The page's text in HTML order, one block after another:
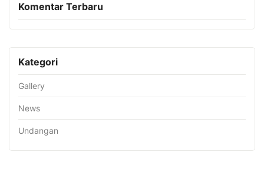
Komentar Terbaru
Kategori
Gallery
News
Undangan